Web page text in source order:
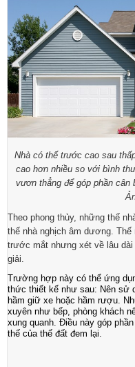
Nhà có thế trước cao sau
cao hơn nhiều so với bình
vươn thẳng để góp phần
Theo phong thủy, những thế
thế nhà nghịch âm dương.
trước mắt nhưng xét về lâu
giải.
Trường hợp này có thể ứng
thức thiết kế như sau: Nên sử
hầm giữ xe hoặc hầm rượu.
xuyên như bếp, phòng khách
xung quanh. Điều này góp
thế của thế đất đem lại.